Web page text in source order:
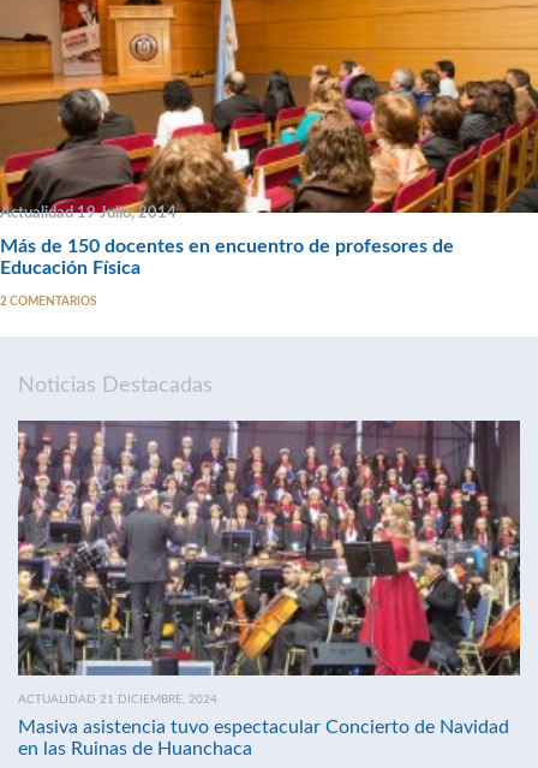
Actualidad 19 Julio, 2014
Más de 150 docentes en encuentro de profesores de
Educación Física
2 COMENTARIOS
Noticias Destacadas
ACTUALIDAD 21 DICIEMBRE, 2024
Masiva asistencia tuvo espectacular Concierto de Navidad
en las Ruinas de Huanchaca